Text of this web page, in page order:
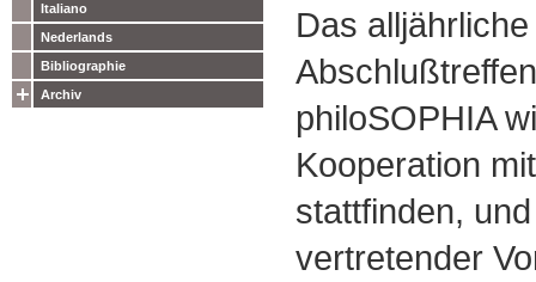
Italiano
Nederlands
Bibliographie
Archiv
Das
philoSOPHIA
Kooperation
stattfinden,
vertretender